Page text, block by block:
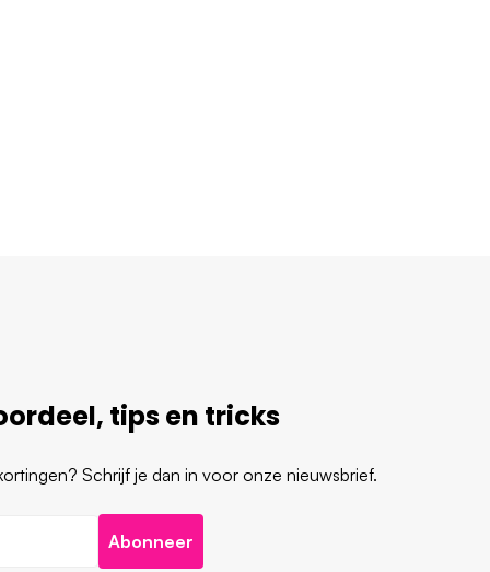
tips en tricks
Schrijf je dan in voor onze nieuwsbrief.
Abonneer